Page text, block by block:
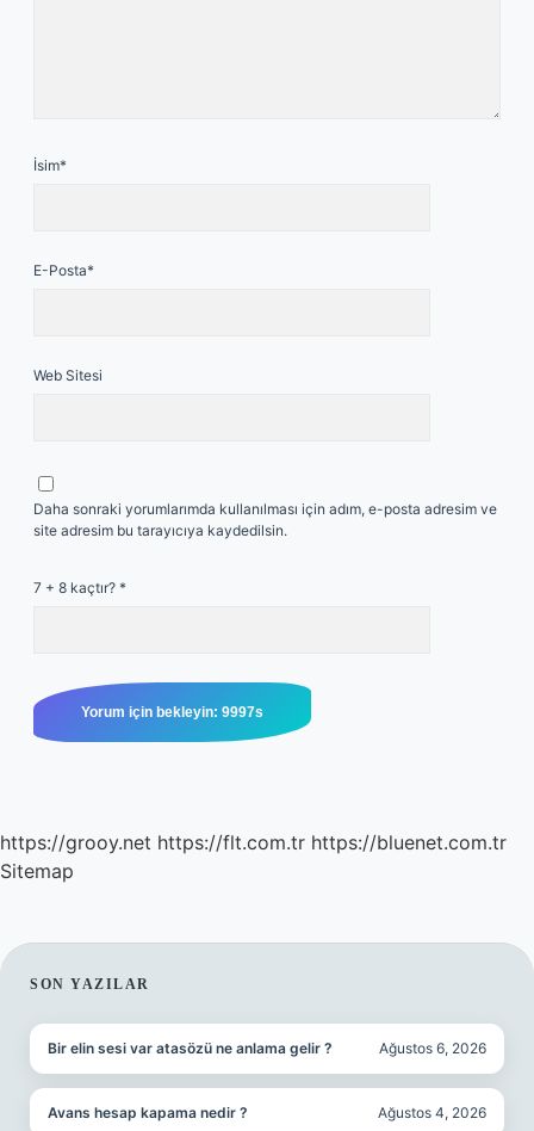
İsim*
E-Posta*
Web Sitesi
Daha sonraki yorumlarımda kullanılması için adım, e-posta adresim ve
site adresim bu tarayıcıya kaydedilsin.
7 + 8 kaçtır? *
https://grooy.net https://flt.com.tr https://bluenet.com.tr
Sitemap
SIDEBAR
SON YAZILAR
Bir elin sesi var atasözü ne anlama gelir ? Ağustos 6, 2026
Avans hesap kapama nedir ? Ağustos 4, 2026